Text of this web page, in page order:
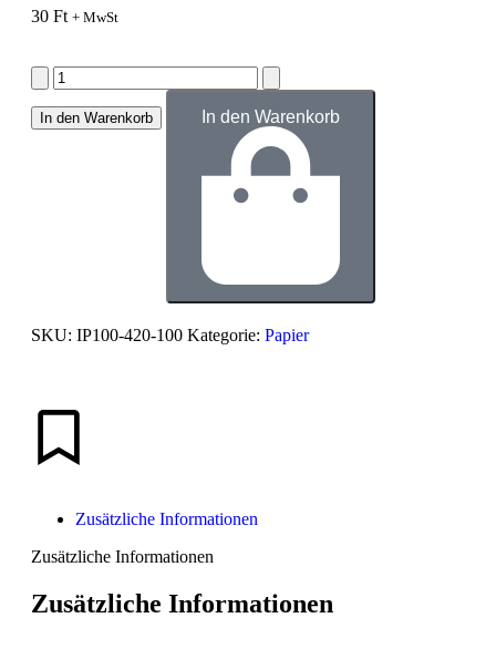
30 Ft + MwSt
In den Warenkorb In den Warenkorb
SKU: IP100-420-100 Kategorie: Papier
Zusätzliche Informationen
Zusätzliche Informationen
Zusätzliche Informationen